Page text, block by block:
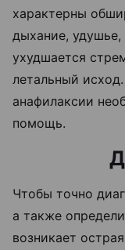
характерны
дыхание,
ухудшается
летальный
анафилаксии
помощь.
Чтобы точно
а также
возникает